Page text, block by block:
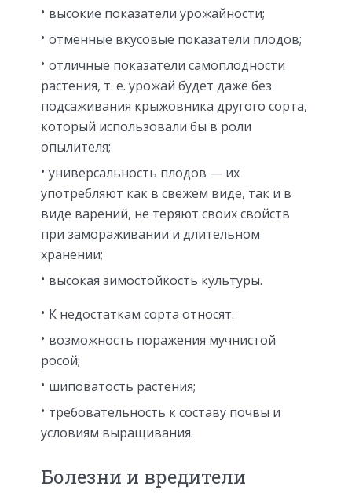
высокие показатели урожайности;
отменные вкусовые показатели плодов;
отличные показатели самоплодности
растения, т. е. урожай будет даже без
подсаживания крыжовника другого сорта,
который использовали бы в роли
опылителя;
универсальность плодов — их
употребляют как в свежем виде, так и в
виде варений, не теряют своих свойств
при замораживании и длительном
хранении;
высокая зимостойкость культуры.
К недостаткам сорта относят:
возможность поражения мучнистой
росой;
шиповатость растения;
требовательность к составу почвы и
условиям выращивания.
Болезни и вредители